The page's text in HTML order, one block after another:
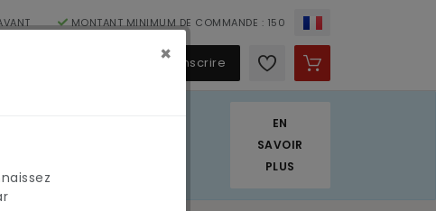
MONTANT MINIMUM DE COMMANDE : 150
S'identifier / S'inscrire
Nous appliquons
EN
SAVOIR
PLUS
×